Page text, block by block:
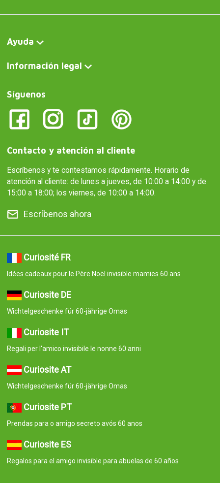
Ayuda
Información legal
Síguenos
Contacto y atención al cliente
Escríbenos y te contestamos rápidamente. Horario de
atención al cliente: de lunes a jueves, de 10:00 a 14:00 y de
15:00 a 18:00; los viernes, de 10:00 a 14:00.
Escríbenos ahora
Curiosité FR
Idées cadeaux pour le Père Noël invisible mamies 60 ans
Curiosite DE
Wichtelgeschenke für 60-jährige Omas
Curiosite IT
Regali per l'amico invisibile le nonne 60 anni
Curiosite AT
Wichtelgeschenke für 60-jährige Omas
Curiosite PT
Prendas para o amigo secreto avós 60 anos
Curiosite ES
Regalos para el amigo invisible para abuelas de 60 años